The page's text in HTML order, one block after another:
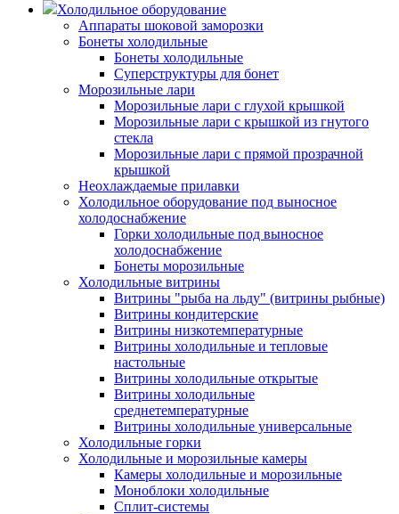
Холодильное оборудование
Аппараты шоковой заморозки
Бонеты холодильные
Бонеты холодильные
Суперструктуры для бонет
Морозильные лари
Морозильные лари с глухой крышкой
Морозильные лари с крышкой из гнутого
стекла
Морозильные лари с прямой прозрачной
крышкой
Неохлаждаемые прилавки
Холодильное оборудование под выносное
холодоснабжение
Горки холодильные под выносное
холодоснабжение
Бонеты морозильные
Холодильные витрины
Витрины "рыба на льду" (витрины рыбные)
Витрины кондитерские
Витрины низкотемпературные
Витрины холодильные и тепловые
настольные
Витрины холодильные открытые
Витрины холодильные
среднетемпературные
Витрины холодильные универсальные
Холодильные горки
Холодильные и морозильные камеры
Камеры холодильные и морозильные
Моноблоки холодильные
Сплит-системы